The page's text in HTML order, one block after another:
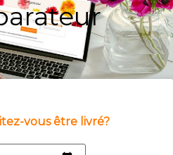
vous être livré?